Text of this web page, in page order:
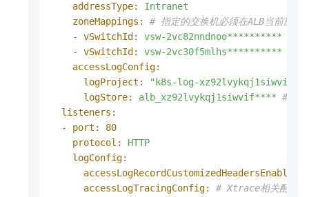
addressType:
Intranet
zoneMappings:
# 指定的交换机必须在ALB当前所支
-
vSwitchId: vsw-2vc82nndnoo**********
-
vSwitchId:
vsw-2vc30f5mlhs**********
accessLogConfig:
logProject:
"k8s-log-
logStore:
alb_xz92lvykqj1siwvif**** #
listeners:
-
port:
80
protocol:
HTTP
logConfig:
accessLogRecordCustomizedHeadersEnabled:
accessLogTracingConfig:
# Xtrace相关配置参